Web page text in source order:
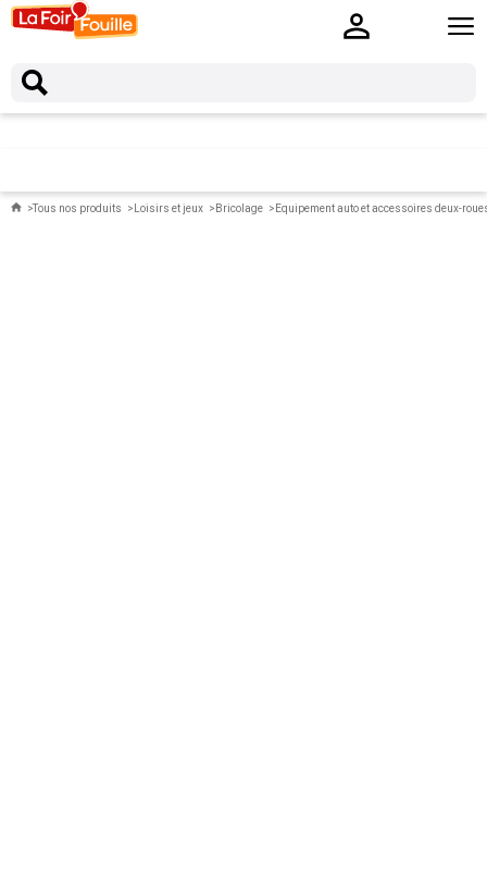
Tous nos produits Loisirs et jeux Bricolage Equipement auto et accessoires deux-